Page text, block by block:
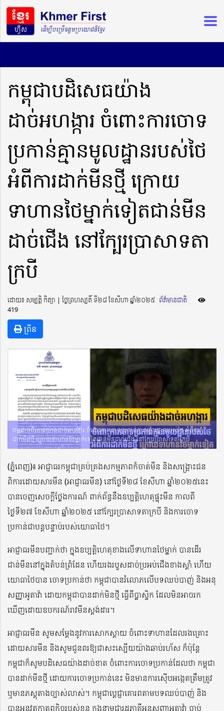
កម្ពុជាបដិសេធយ៉ាង
ដាច់អហង្ការ ចំពោះការចោទ
ប្រកាន់គ្មានមូលដ្ឋានរបស់ថៃ
អំពីការដាក់មីនថ្មី ក្រោយ
ទាហានថៃម្នាក់ទៀតជាន់មីន
ដាច់ជើង នៅក្បែរប្រាសាទតា
ក្របី
ដោយ៖ សម្បត្តិ កិត្យា ​​ | ថ្ងៃព្រហស្បតិ៍ ទី២៨ ខែសីហា ឆ្នាំ២០២៥ ព័ត៌មានជាតិ
419
ព្រីន
កម្ពុជាបដិសេធយ៉ាងដាច់អហង្ការ ចំពោះការចោទប្រកាន់គ្មានមូលដ្ឋានរបស់ថៃ អំពីការ
ដាក់មីនថ្មី ក្រោយទាហានថៃម្នាក់ទៀតជាន់មីនដាច់ជើង នៅក្បែរប្រាសាទតាក្របី
(ភ្នំពេញ)៖ អាជ្ញាធរកម្ពុជាគ្រប់គ្រងសកម្មភាពកំចាត់មីន និងសង្គ្រោះជន
ពិការដោយសារមីន (អាជ្ញាធរមីន) នៅថ្ងៃទី២៨ ខែសីហា ឆ្នាំ២០២៥នេះ
បានចេញសេចក្តីថ្លែងការណ៍ ពាក់ព័ន្ធនឹងឧប្បត្តិហេតុផ្ទុះមីន កាលពី
ថ្ងៃទី២៧ ខែសីហា ឆ្នាំ២០២៥ នៅក្បែរប្រាសាទតាក្របី និងការចោទ
ប្រកាន់ជាបន្តបន្ទាប់របស់យោធាថៃ។
អាជ្ញាធរមីនបញ្ជាក់ថា ក្នុងឧប្បត្តិហេតុខាងលើទាហានថៃម្នាក់ បានដើរ
ជាន់មីននៅក្នុងតំបន់ព្រំដែន ហើយរងរបួសដាច់ប្រអប់ជើងខាងស្តាំ ហើយ
យោធាថៃបាន ចោទប្រកាន់ថា កម្ពុជាបានរំលោភលើបទឈប់បាញ់ និងអនុ
សញ្ញាអូតាវ៉ា ដោយកម្ពុជាបានដាក់មិនថ្មី ធ្វើពីប្លាស្ទិក ដែលមិនអាចរក
ឃើញដោយឧបករណ៍រាវមីនស្តង់ដារ។
អាជ្ញាធរមីន សូមសម្តែងនូវការសោកស្តាយ ចំពោះទាហានដែលរងគ្រោះ
ដោយសារមីន និងសូមជូនពរឱ្យជាសះស្បើយយ៉ាងឆាប់រហ័ស ក៏ប៉ុន្តែ
កម្ពុជាក៏សូមបដិសេធយ៉ាងដាច់ខាត ចំពោះការចោទប្រកាន់ដែលថា កម្ពុជា
បានដាក់មីនថ្មី ដោយការចោទប្រកាន់នេះ មិនមានការស៊ើបអង្កេតត្រឹមត្រូវ
ឬមានភស្តុតាងច្បាស់លាស់។ កម្ពុជាប្តេជ្ញាគោរពតាមបទឈប់បាញ់ និង
បានអនុវត្តកាតព្វកិច្ចរបស់ខ្លួន ក្នុងនាមជារដ្ឋភាគីអនុសញ្ញាអូតាវ៉ា ចាប់